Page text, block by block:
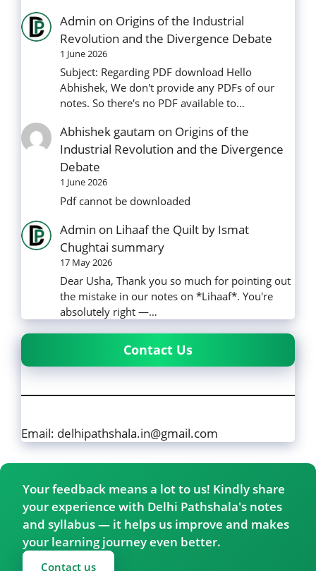
Admin on Origins of the Industrial
Revolution and the Divergence Debate
1 June 2026
Subject: Regarding PDF download Hello
Abhishek, We don't provide any PDFs of our
notes. So there's no PDF available to…
Abhishek gautam on Origins of the
Industrial Revolution and the Divergence
Debate
1 June 2026
Pdf cannot be downloaded
Admin on Lihaaf the Quilt by Ismat
Chughtai summary
17 May 2026
Dear Usha, Thank you so much for pointing out
the mistake in our notes on *Lihaaf*. You're
absolutely right —…
Contact Us
Email: delhipathshala.in@gmail.com
Your feedback means a lot to us! Kindly share
your experience with Delhi Pathshala's notes
and syllabus — it helps us improve and makes
your learning journey even better.
Contact us